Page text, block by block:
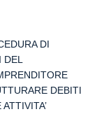
DI
DEBITI